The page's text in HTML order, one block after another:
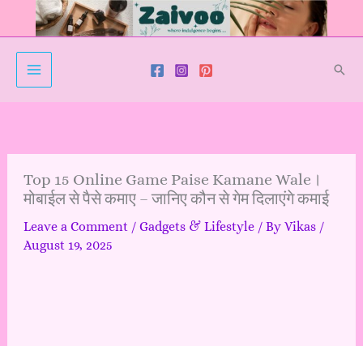
Top 15 Online Game Paise Kamane Wale।
मोबाईल से पैसे कमाए – जानिए कौन से गेम दिलाएंगे कमाई
Leave a Comment / Gadgets & Lifestyle/ By Vikas /
August 19, 2025